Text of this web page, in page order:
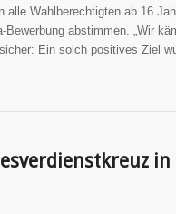
Wahlberechtigten ab 16
Bewerbung abstimmen. „Wir
Ein solch positives Ziel
in